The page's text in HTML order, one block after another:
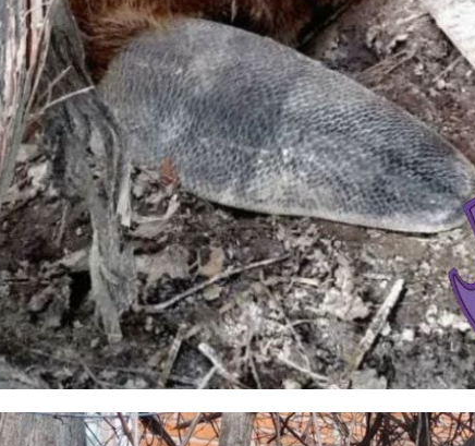
Меню
Київ
Україна
Економіка
Політика
Світ
Технології
Війна